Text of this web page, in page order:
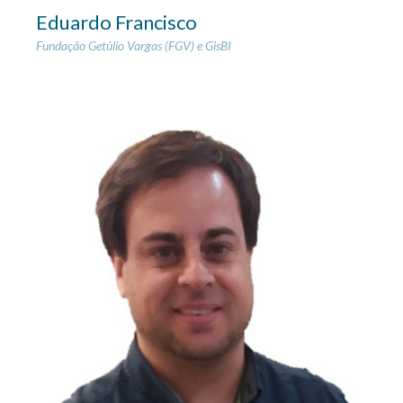
Eduardo Francisco
Fundação Getúlio Vargas (FGV) e GisBI